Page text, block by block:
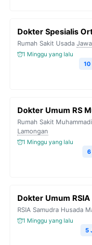
Dokter Spesialis
Rumah Sakit Usada
1 Minggu yang lalu
Dokter Umum RS
Rumah Sakit
Lamongan
1 Minggu yang lalu
6
Dokter Umum
RSIA Samudra Husada
1 Minggu yang lalu
5